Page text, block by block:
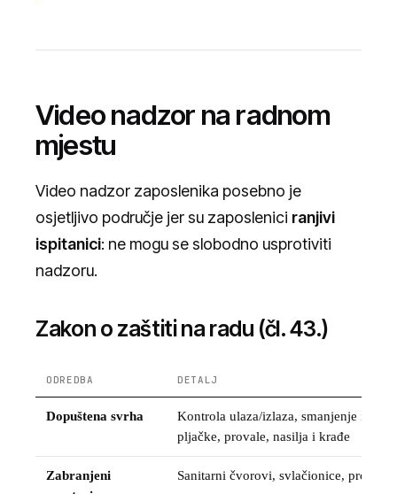
Video nadzor na radnom
mjestu
Video nadzor zaposlenika posebno je
osjetljivo područje jer su zaposlenici ranjivi
ispitanici: ne mogu se slobodno usprotiviti
nadzoru.
Zakon o zaštiti na radu (čl. 43.)
ODREDBA DETALJ
Dopuštena svrha
Kontrola ulaza/izlaza, smanjenje
pljačke, provale, nasilja i krađe
Zabranjeni
Sanitarni čvorovi, svlačionice,